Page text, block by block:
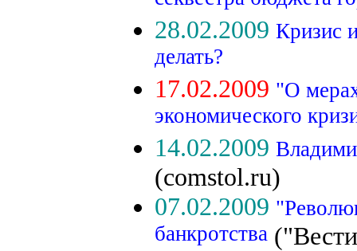
28.02.2009 Кризис
делать?
17.02.2009 "О
экономического
14.02.2009
(comstol.ru)
07.02.2009
банкротства